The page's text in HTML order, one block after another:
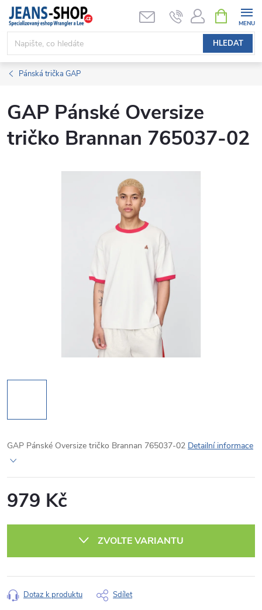
Přejít
obsah
HLEDAT
NÁKUPNÍ
KOŠÍK
Pánská trička GAP
GAP Pánské Oversize
tričko Brannan 765037-02
GAP Pánské Oversize tričko Brannan 765037-02 Detailní informace
979 Kč
ZVOLTE VARIANTU
Dotaz k produktu Sdílet